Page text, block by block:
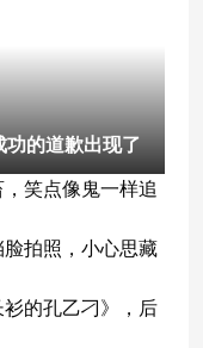
功的道歉出现了
笑点像鬼一样追
拍照，小心思藏
的孔乙刁》，后